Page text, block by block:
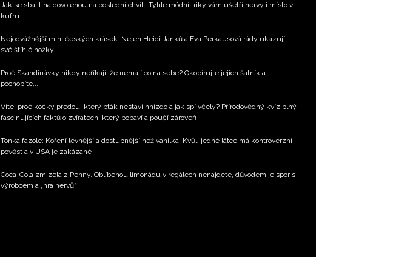
Jak se sbalit na dovolenou na poslední chvíli: Tyhle módní triky vám ušetří nervy i místo v
kufru
Nejodvážnější mini českých krásek: Nejen Heidi Janků a Eva Perkausová rády ukazují
své štíhlé nožky
Proč Skandinávky nikdy neříkají, že nemají co na sebe? Okopírujte jejich šatník a
pochopíte...
Víte, proč kočky předou, který pták nestaví hnízdo a jak spí včely? Přírodovědný kvíz plný
fascinujících faktů o zvířatech, který pobaví a poučí zároveň
Tonka fazole: Koření levnější a dostupnější než vanilka. Kvůli jedné látce má kontroverzní
pověst a v USA je zakázané
Coca-Cola zmizela z Penny. Oblíbenou limonádu v regálech nenajdete, důvodem je spor s
výrobcem a „hra nervů“